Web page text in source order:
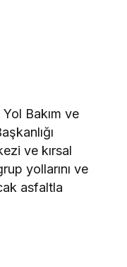
Bakım ve
ve kırsal
yollarını ve
asfaltla